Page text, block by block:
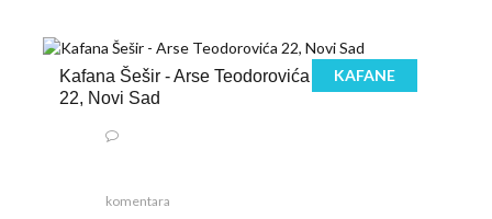
Kafana Šešir - Arse Teodorovića
22, Novi Sad
KAFANE
komentara